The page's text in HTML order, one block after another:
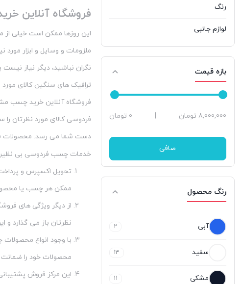
جلاسنج 8
جی بی ولد JB WELD
زتکس - Zettex 22
سلسیل
سودال
رنگ
لوازم جانبی
بازه قیمت
حداقل
حداكثر
0 تومان | 8,000,000 تومان
صافی
رنگ محصول
آبی 2
سفید 13
مشکی 11
فروشگاه آنلاین
این روزها ممکن است خیلی از
ملزومات و وسایل و ابزار
نگران نباشید، دیگر نیاز
ترافیک های سنگین کالای مورد
فروشگاه آنلاین خرید چسب
فردوسی کالای مورد نظرتان را
دست شما می رسد. محصولات
خدمات چسب فردوسی بی نظیر
تحویل اکسپرس و
ممکن هر چسب یا
از دیگر ویژگی های
نظرتان باز می گذارد و
با وجود انواع
محصولات خود را ضمانت